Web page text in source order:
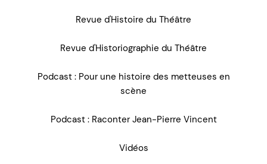
Revue d'Histoire du Théâtre
Revue d'Historiographie du Théâtre
Podcast : Pour une histoire des metteuses en
scène
Podcast : Raconter Jean-Pierre Vincent
Vidéos